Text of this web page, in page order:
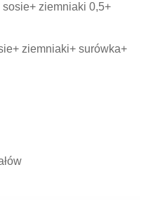
ziemniaki 0,5+
ziemniaki+ surówka+